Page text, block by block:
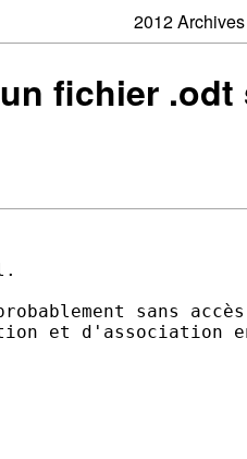
2012 Archives
fichier
sans accès
et d'association